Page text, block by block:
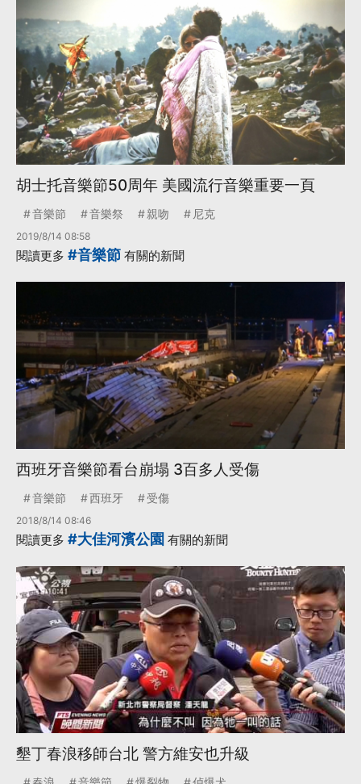
胡士托音樂節50周年 美國流行音樂重要一頁
音樂節 音樂祭 親吻 尼克
2019/8/14 08:58
閱讀更多 #音樂節 有關的新聞
西班牙音樂節看台崩塌 3百多人受傷
音樂節 西班牙 受傷
2018/8/14 08:46
閱讀更多 #大佳河濱公園 有關的新聞
墾丁春浪移師台北 警方維安也升級